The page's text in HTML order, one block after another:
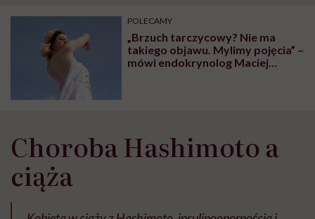
może chyba tylko
głupota i brak
wyobraźni"
pracy
POLECAMY
„Brzuch tarczycowy? Nie ma
takiego objawu. Mylimy pojęcia” –
mówi endokrynolog Maciej
Choroba Hashimoto a
ciąża